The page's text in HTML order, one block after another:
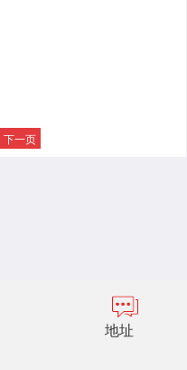
下一页
地址